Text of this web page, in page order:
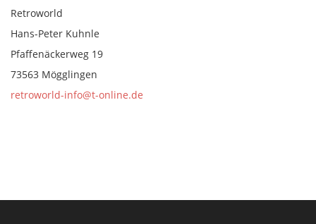
Retroworld
Hans-Peter Kuhnle
Pfaffenäckerweg 19
73563 Mögglingen
retroworld-info@t-online.de